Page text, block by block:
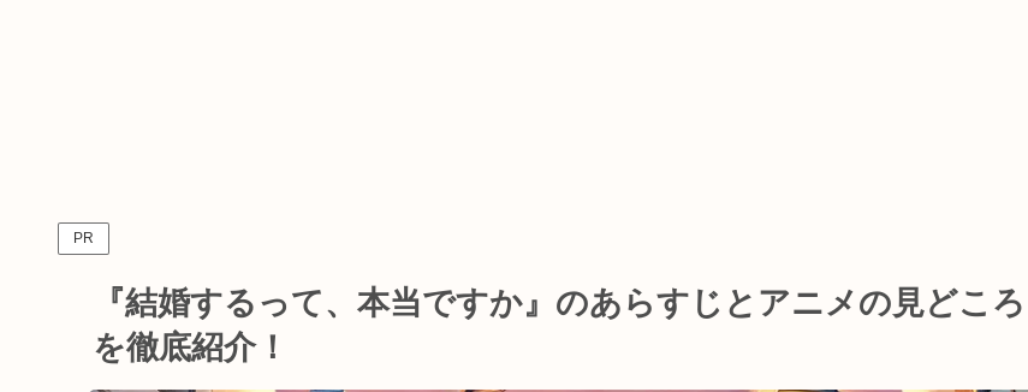
PR
『結婚するって、本当ですか』のあらすじとアニメの見どころ
を徹底紹介！